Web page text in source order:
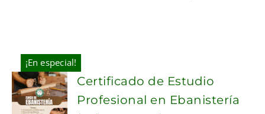
¡En especial!
ADD TO
CART
Certificado de Estudio
Profesional en Ebanistería